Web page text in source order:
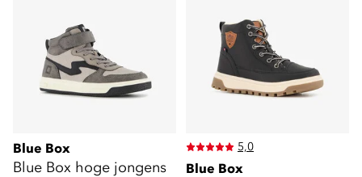
Blue Box
Blue Box hoge jongens
5,0
Blue Box